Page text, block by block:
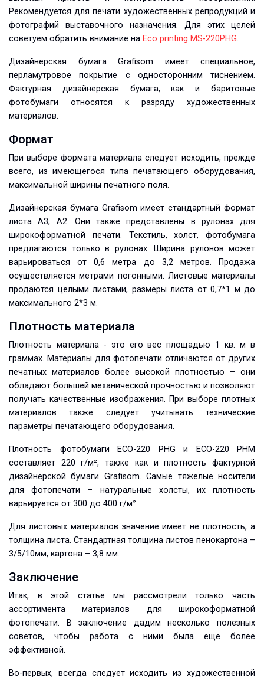
Рекомендуется для печати художественных репродукций и
фотографий выставочного назначения. Для этих целей
советуем обратить внимание на Eco printing MS-220PHG.
Дизайнерская бумага Grafisom имеет специальное,
перламутровое покрытие с односторонним тиснением.
Фактурная дизайнерская бумага, как и баритовые
фотобумаги относятся к разряду художественных
материалов.
Формат
При выборе формата материала следует исходить, прежде
всего, из имеющегося типа печатающего оборудования,
максимальной ширины печатного поля.
Дизайнерская бумага Grafisom имеет стандартный формат
листа А3, А2. Они также представлены в рулонах для
широкоформатной печати. Текстиль, холст, фотобумага
предлагаются только в рулонах. Ширина рулонов может
варьироваться от 0,6 метра до 3,2 метров. Продажа
осуществляется метрами погонными. Листовые материалы
продаются целыми листами, размеры листа от 0,7*1 м до
максимального 2*3 м.
Плотность материала
Плотность материала - это его вес площадью 1 кв. м в
граммах. Материалы для фотопечати отличаются от других
печатных материалов более высокой плотностью – они
обладают большей механической прочностью и позволяют
получать качественные изображения. При выборе плотных
материалов также следует учитывать технические
параметры печатающего оборудования.
Плотность фотобумаги ECO-220 PHG и ECO-220 PHM
составляет 220 г/м², также как и плотность фактурной
дизайнерской бумаги Grafisom. Самые тяжелые носители
для фотопечати – натуральные холсты, их плотность
варьируется от 300 до 400 г/м².
Для листовых материалов значение имеет не плотность, а
толщина листа. Стандартная толщина листов пенокартона –
3/5/10мм, картона – 3,8 мм.
Заключение
Итак, в этой статье мы рассмотрели только часть
ассортимента материалов для широкоформатной
фотопечати. В заключение дадим несколько полезных
советов, чтобы работа с ними была еще более
эффективной.
Во-первых, всегда следует исходить из художественной